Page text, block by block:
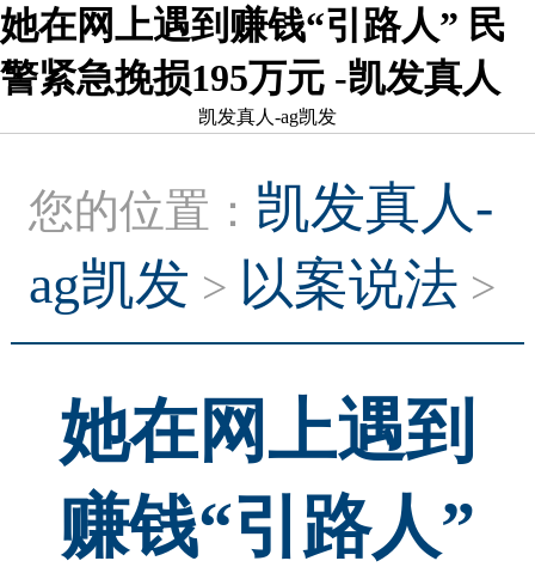
她在网上遇到赚钱“引路人” 民
警紧急挽损195万元 -凯发真人
凯发真人-ag凯发
您的位置： 凯发真人-
ag凯发 > 以案说法 >
她在网上遇到
赚钱“引路人”